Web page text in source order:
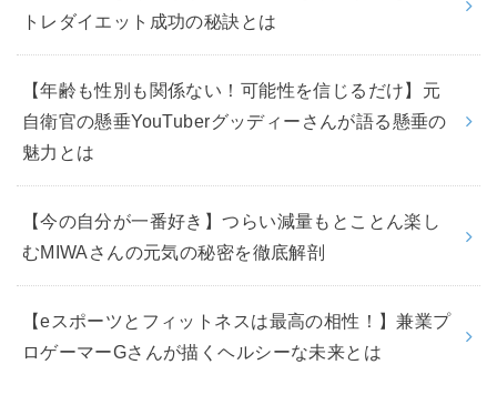
トレダイエット成功の秘訣とは
【年齢も性別も関係ない！可能性を信じるだけ】元
自衛官の懸垂YouTuberグッディーさんが語る懸垂の
魅力とは
【今の自分が一番好き】つらい減量もとことん楽し
むMIWAさんの元気の秘密を徹底解剖
【eスポーツとフィットネスは最高の相性！】兼業プ
ロゲーマーGさんが描くヘルシーな未来とは